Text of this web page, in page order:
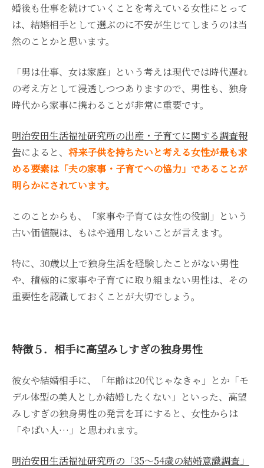
婚後も仕事を続けていくことを考えている女性にとって
は、結婚相手として選ぶのに不安が生じてしまうのは当
然のことかと思います。
「男は仕事、女は家庭」という考えは現代では時代遅れ
の考え方として浸透しつつありますので、男性も、独身
時代から家事に携わることが非常に重要です。
明治安田生活福祉研究所の出産・子育てに関する調査報
告によると、 将来子供を持ちたいと考える女性が最も求
める要素は「夫の家事・子育てへの協力」であることが
明らかにされています。
このことからも、「家事や子育ては女性の役割」という
古い価値観は、もはや通用しないことが言えます。
特に、30歳以上で独身生活を経験したことがない男性
や、積極的に家事や子育てに取り組まない男性は、その
重要性を認識しておくことが大切でしょう。
特徴５．相手に高望みしすぎの独身男性
彼女や結婚相手に、「年齢は20代じゃなきゃ」とか「モ
デル体型の美人としか結婚したくない」といった、高望
みしすぎの独身男性の発言を耳にすると、女性からは
「やばい人…」と思われます。
明治安田生活福祉研究所の「35～54歳の結婚意識調査」